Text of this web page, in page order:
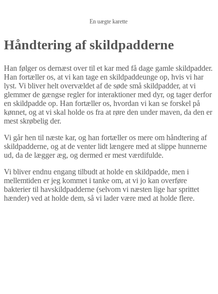
En uægte karette
Håndtering af skildpadderne
Han følger os dernæst over til et kar med få dage gamle skildpadder.
Han fortæller os, at vi kan tage en skildpaddeunge op, hvis vi har
lyst. Vi bliver helt overvældet af de søde små skildpadder, at vi
glemmer de gængse regler for interaktioner med dyr, og tager derfor
en skildpadde op. Han fortæller os, hvordan vi kan se forskel på
kønnet, og at vi skal holde os fra at røre den under maven, da den er
mest skrøbelig der.
Vi går hen til næste kar, og han fortæller os mere om håndtering af
skildpadderne, og at de venter lidt længere med at slippe hunnerne
ud, da de lægger æg, og dermed er mest værdifulde.
Vi bliver endnu engang tilbudt at holde en skildpadde, men i
mellemtiden er jeg kommet i tanke om, at vi jo kan overføre
bakterier til havskildpadderne (selvom vi næsten lige har sprittet
hænder) ved at holde dem, så vi lader være med at holde flere.